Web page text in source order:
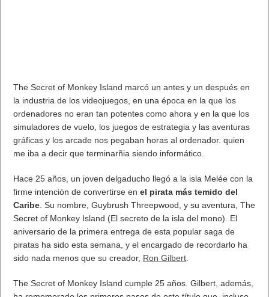
Nos ha gustado que tenga el Apple Pencil un stylus de nueva
generación, al estilo del Note de Samsung, que le da mucha
versatilidad con lso programas de Adobe y Microsoft. El iPad
Pro permite multiventana, y la suite de Office permitirá tener
varios de sus programas abiertos a la vez y, por ejemplo,
copiar un gráfico de Excel a una diapositiva de PowerPoint. Lo
mas interesante es que Microsoft apoya a Apple con su Office y